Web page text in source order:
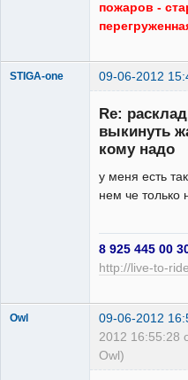
пожаров -
STIGA-one 09-06-2012
Re:
выкинуть
кому надо
у меня есть
нем че только
8 925 445 00
http://live-to-
Owl 09-06-2012
2012 16:55:28
Owl)